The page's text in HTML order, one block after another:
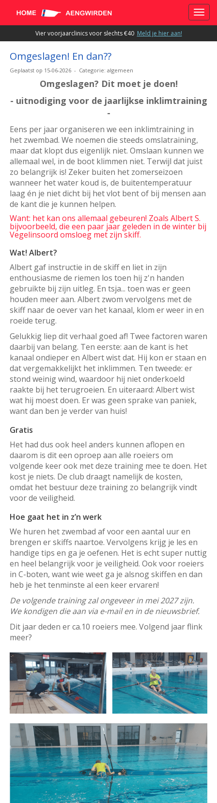
Vier voorjaarclinics voor slechts €40 Meld je hier aan!
Omgeslagen! En dan??
Geplaatst op 15-06-2026 - Categorie: algemeen
Omgeslagen? Dit moet je doen!
- uitnodiging voor de jaarlijkse inklimtraining
-
Eens per jaar organiseren we een inklimtraining in
het zwembad. We noemen die steeds omslatraining,
maar dat klopt dus eigenlijk niet. Omslaan kunnen we
allemaal wel, in de boot klimmen niet. Terwijl dat juist
zo belangrijk is! Zeker buiten het zomerseizoen
wanneer het water koud is, de buitentemperatuur
laag én je niet dicht bij het vlot bent of bij mensen aan
de kant die je kunnen helpen.
Want: het kan ons allemaal gebeuren! Zoals Albert S.
bijvoorbeeld, die een paar jaar geleden in de winter bij
Vegelinsoord omsloeg met zijn skiff.
Wat! Albert?
Albert gaf instructie in de skiff en liet in zijn
enthousiasme de riemen los toen hij z'n handen
gebruikte bij zijn uitleg. En tsja... toen was er geen
houden meer aan. Albert zwom vervolgens met de
skiff naar de oever van het kanaal, klom er weer in en
roeide terug.
Gelukkig liep dit verhaal goed af! Twee factoren waren
daarbij van belang. Ten eerste: aan de kant is het
kanaal ondieper en Albert wist dat. Hij kon er staan en
dat vergemakkelijkt het inklimmen. Ten tweede: er
stond weinig wind, waardoor hij niet onderkoeld
raakte bij het terugroeien. En uiteraard: Albert wist
wat hij moest doen. Er was geen sprake van paniek,
want dan ben je verder van huis!
Gratis
Het had dus ook heel anders kunnen aflopen en
daarom is dit een oproep aan alle roeiers om
volgende keer ook met deze training mee te doen. Het
kost je niets. De club draagt namelijk de kosten,
omdat het bestuur deze training zo belangrijk vindt
voor de veiligheid.
Hoe gaat het in z’n werk
We huren het zwembad af voor een aantal uur en
brengen er skiffs naartoe. Vervolgens krijg je les en
handige tips en ga je oefenen. Het is echt super nuttig
en heel belangrijk voor je veiligheid. Ook voor roeiers
in C-boten, want wie weet ga je alsnog skiffen en dan
heb je het tenminste al een keer ervaren!
De volgende training zal ongeveer in mei 2027 zijn.
We kondigen die aan via e-mail en in de nieuwsbrief.
Dit jaar deden er ca.10 roeiers mee. Volgend jaar flink
meer?